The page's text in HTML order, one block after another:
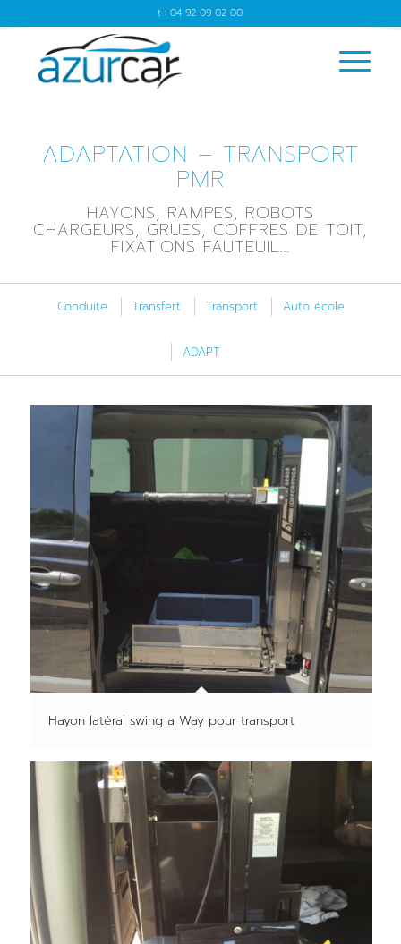
t : 04 92 09 02 00
ADAPTATION – TRANSPORT
PMR
HAYONS, RAMPES, ROBOTS
CHARGEURS, GRUES, COFFRES DE TOIT,
FIXATIONS FAUTEUIL…
Conduite Transfert Transport Auto école
ADAPT
Hayon latéral swing a Way pour transport